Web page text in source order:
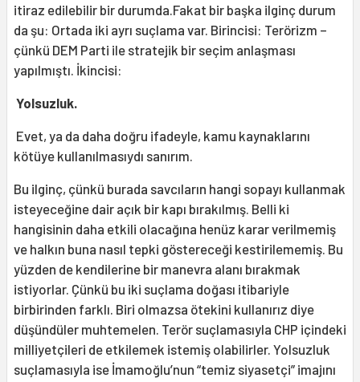
itiraz edilebilir bir durumda.Fakat bir başka ilginç durum
da şu: Ortada iki ayrı suçlama var. Birincisi: Terörizm –
çünkü DEM Parti ile stratejik bir seçim anlaşması
yapılmıştı. İkincisi:
Yolsuzluk.
Evet, ya da daha doğru ifadeyle, kamu kaynaklarını
kötüye kullanılmasıydı sanırım.
Bu ilginç, çünkü burada savcıların hangi sopayı kullanmak
isteyeceğine dair açık bir kapı bırakılmış. Belli ki
hangisinin daha etkili olacağına henüz karar verilmemiş
ve halkın buna nasıl tepki göstereceği kestirilememiş. Bu
yüzden de kendilerine bir manevra alanı bırakmak
istiyorlar. Çünkü bu iki suçlama doğası itibariyle
birbirinden farklı. Biri olmazsa ötekini kullanırız diye
düşündüler muhtemelen. Terör suçlamasıyla CHP içindeki
milliyetçileri de etkilemek istemiş olabilirler. Yolsuzluk
suçlamasıyla ise İmamoğlu’nun “temiz siyasetçi” imajını